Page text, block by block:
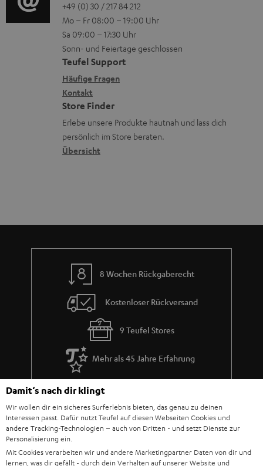
V
e
r
s
a
n
d
n
z
u
r
G
a
r
a
n
e
r
ä
t
e
R
ü
c
k
m
o
-
L
e
x
i
k
o
n
o
n
t
a
k
t
d
a
t
+49 (0) 30 / 217 84 212
Mo – Fr 08:00 – 19:00 Uhr
Sa 09:00 – 17:30 Uhr
Sonn- und Feiertage geschlossen
Teufel Support
Häufige Fragen
Kontakt
Store Finder
Erlebe unsere Produkte hautnah und lass dich
persönlich im Store beraten.
Übersicht
8 Wochen Rückgaberecht
Kostenloser Rückversand
9 Teufel Stores
Mehr als 45 Jahre Erfahrung
Damit‘s nach dir klingt
Wir wollen dir ein sicheres Surferlebnis bieten, das genau zu deinen
Interessen passt. Dafür nutzt Teufel auf diesen Webseiten Cookies und
andere Tracking-Technologien – auch von Dritten - und setzt Dienste zur
Personalisierung ein.
Mit Cookies verarbeiten wir und andere Marketingpartner Daten von dir und
lernen, was dir gefällt - durch dein Verhalten auf unserer Website und